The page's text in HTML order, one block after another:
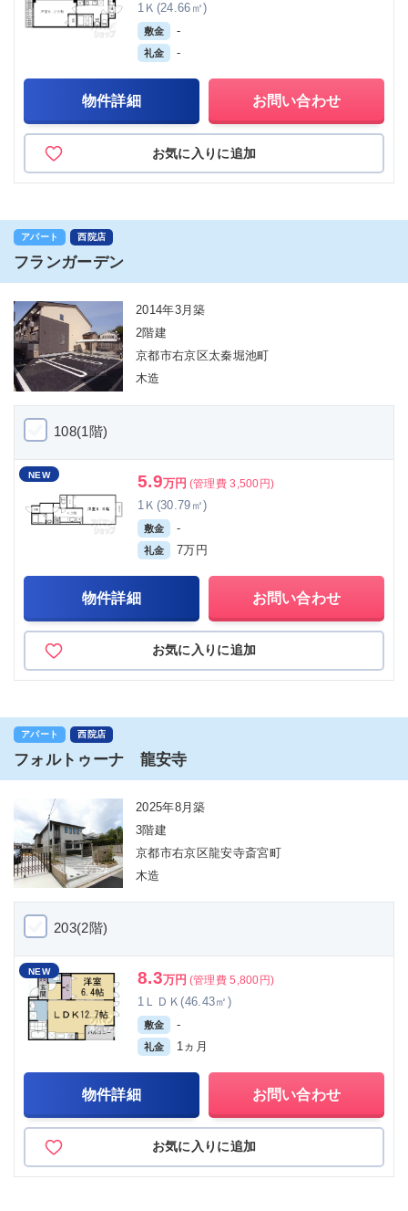
1Ｋ(24.66㎡)
敷金 -
礼金 -
物件詳細 お問い合わせ
お気に入りに追加
アパート 西院店
フランガーデン
2014年3月築
2階建
京都市右京区太秦堀池町
木造
108(1階)
NEW 5.9万円 (管理費 3,500円)
1Ｋ(30.79㎡)
敷金 -
礼金 7万円
物件詳細 お問い合わせ
お気に入りに追加
アパート 西院店
フォルトゥーナ 龍安寺
2025年8月築
3階建
京都市右京区龍安寺斎宮町
木造
203(2階)
NEW 8.3万円 (管理費 5,800円)
1ＬＤＫ(46.43㎡)
敷金 -
礼金 1ヵ月
物件詳細 お問い合わせ
お気に入りに追加